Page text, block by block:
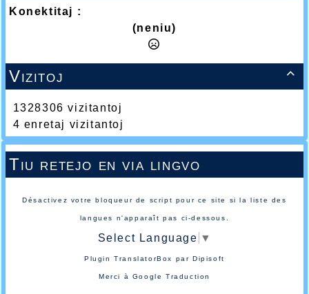
Konektitaj :
(neniu)

Vizitoj
1328306 vizitantoj
4 enretaj vizitantoj
Tiu retejo en via lingvo
Désactivez votre bloqueur de script pour ce site si la liste des
langues n'apparaît pas ci-dessous.
Select Language ▼
Plugin TranslatorBox parDipisoft
Merci à Google Traduction